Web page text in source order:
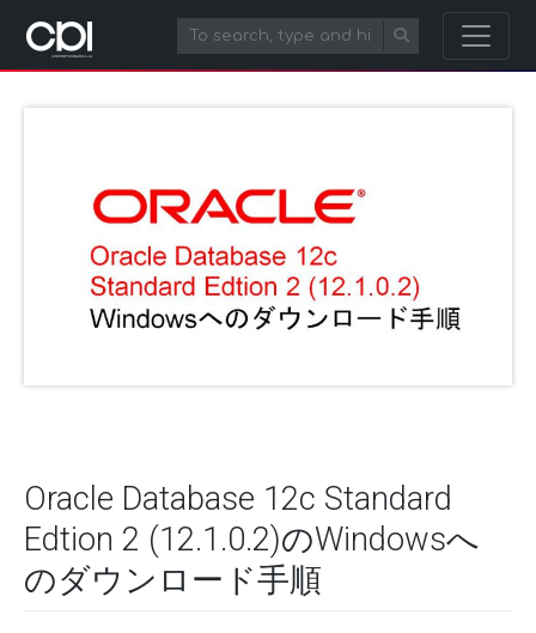
Oracle Database 12c Standard
Edtion 2 (12.1.0.2)のWindowsへ
のダウンロード手順